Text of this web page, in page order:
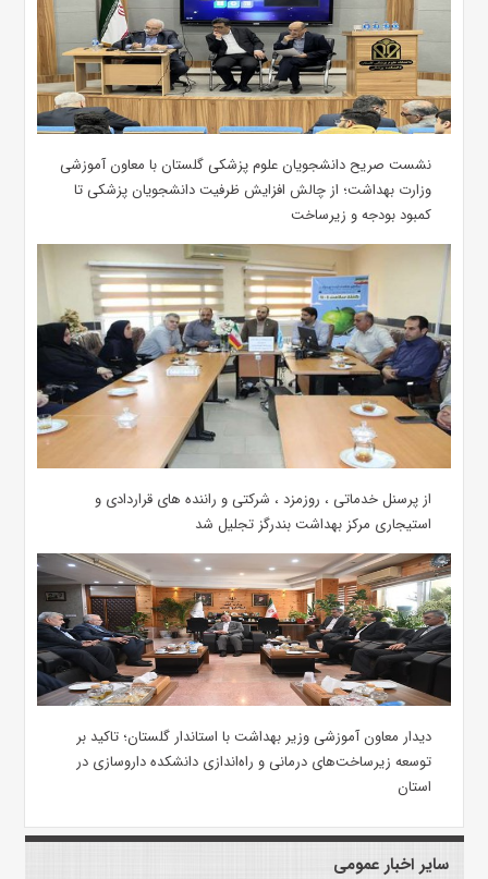
نشست صریح دانشجویان علوم پزشکی گلستان با معاون آموزشی
وزارت بهداشت؛ از چالش افزایش ظرفیت دانشجویان ‌پزشکی تا
کمبود بودجه و زیرساخت
از پرسنل خدماتی ، روزمزد ، شرکتی و راننده های قراردادی و
استیجاری مرکز بهداشت بندرگز تجلیل شد
دیدار معاون آموزشی وزیر بهداشت با استاندار گلستان؛ تاکید بر
توسعه زیرساخت‌های درمانی و راه‌اندازی دانشکده داروسازی در
استان
سایر اخبار عمومی